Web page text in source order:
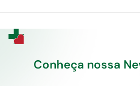
Conheça nossa